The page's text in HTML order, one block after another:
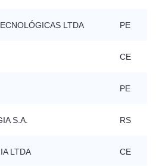
LTDA PE
CE
PE
S.A. RS
LTDA CE